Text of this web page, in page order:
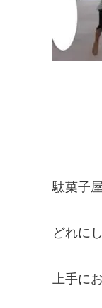
駄菓子
どれに
上手に